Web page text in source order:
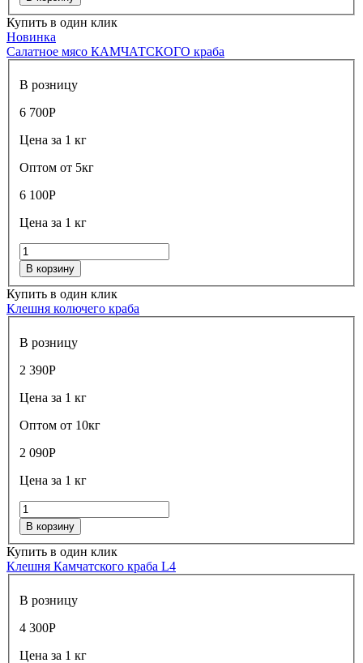
Купить в один клик
Новинка
Салатное мясо КАМЧАТСКОГО краба
В розницу
6 700Р
Цена за 1 кг
Оптом от 5кг
6 100Р
Цена за 1 кг
В корзину
Купить в один клик
Клешня колючего краба
В розницу
2 390Р
Цена за 1 кг
Оптом от 10кг
2 090Р
Цена за 1 кг
В корзину
Купить в один клик
Клешня Камчатского краба L4
В розницу
4 300Р
Цена за 1 кг